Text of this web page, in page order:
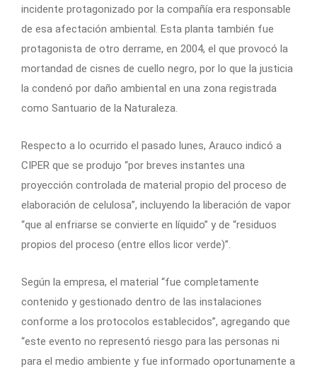
incidente protagonizado por la compañía era responsable
de esa afectación ambiental. Esta planta también fue
protagonista de otro derrame, en 2004, el que provocó la
mortandad de cisnes de cuello negro, por lo que la justicia
la condenó por daño ambiental en una zona registrada
como Santuario de la Naturaleza.
Respecto a lo ocurrido el pasado lunes, Arauco indicó a
CIPER que se produjo “por breves instantes una
proyección controlada de material propio del proceso de
elaboración de celulosa”, incluyendo la liberación de vapor
“que al enfriarse se convierte en líquido” y de “residuos
propios del proceso (entre ellos licor verde)”.
Según la empresa, el material “fue completamente
contenido y gestionado dentro de las instalaciones
conforme a los protocolos establecidos”, agregando que
“este evento no representó riesgo para las personas ni
para el medio ambiente y fue informado oportunamente a